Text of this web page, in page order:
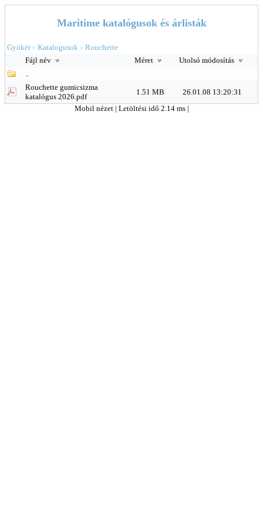
Maritime katalógusok és árlisták
Gyökér> Katalogusok > Rouchette
Fájl név
Méret
Utolsó módosítás
..
Rouchette gumicsizma
katalógus 2026.pdf
1.51 MB
26.01.08 13:20:31
Mobil nézet | Letöltési idő 2.14 ms |